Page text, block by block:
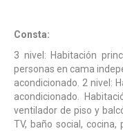
Consta:
3 nivel: Habitación
personas en cama
acondicionado. 2 nivel:
acondicionado.
ventilador de piso y
TV, baño social,